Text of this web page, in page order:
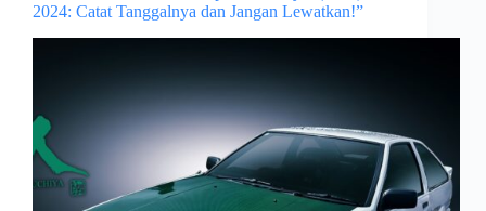
2024: Catat Tanggalnya dan Jangan Lewatkan!”